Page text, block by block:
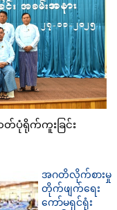
ပုံရိုက်ကူးခြင်း
အဂတိလိုက်စားမှု
တိုက်ဖျက်ရေး
ကော်မရှင်ရုံး